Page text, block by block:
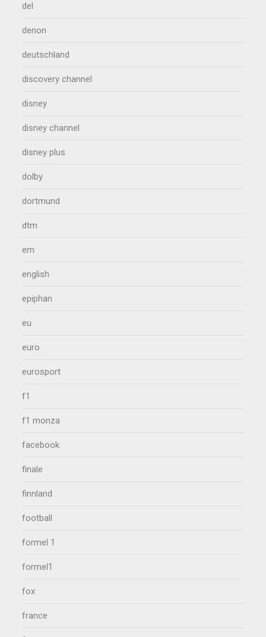
del
denon
deutschland
discovery channel
disney
disney channel
disney plus
dolby
dortmund
dtm
em
english
epiphan
eu
euro
eurosport
f1
f1 monza
facebook
finale
finnland
football
formel 1
formel1
fox
france